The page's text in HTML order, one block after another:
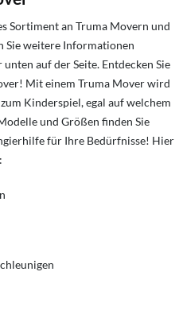
Sortiment an Truma Movern und
Sie weitere Informationen
auf der Seite. Entdecken Sie
Mit einem Truma Mover wird
Kinderspiel, egal auf welchem
und Größen finden Sie
für Ihre Bedürfnisse! Hier